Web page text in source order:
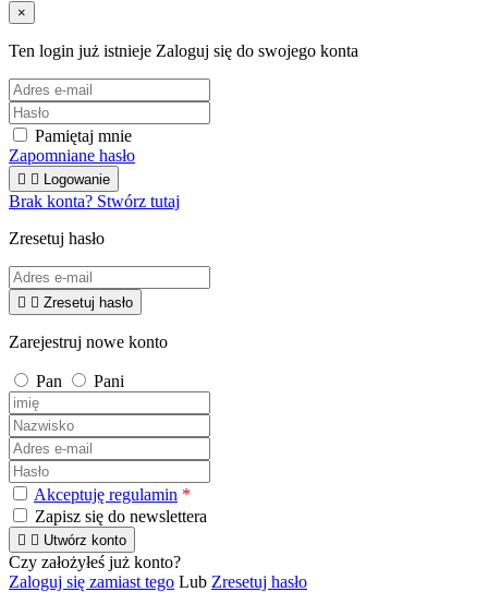
×
Ten login już istnieje Zaloguj się do swojego konta
Pamiętaj mnie
Zapomniane hasło
  Logowanie
Brak konta? Stwórz tutaj
Zresetuj hasło
  Zresetuj hasło
Zarejestruj nowe konto
Pan Pani
Akceptuję regulamin *
Zapisz się do newslettera
  Utwórz konto
Czy założyłeś już konto?
Zaloguj się zamiast tego Lub Zresetuj hasło